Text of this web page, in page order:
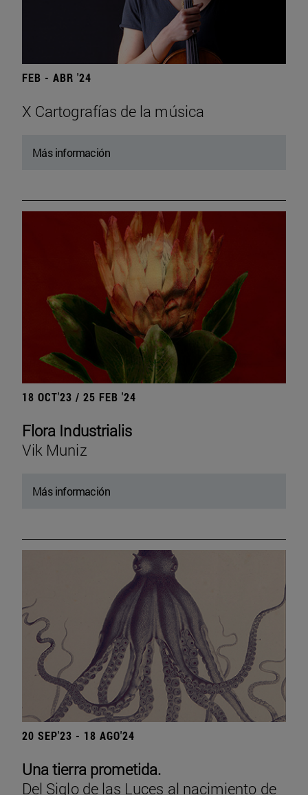
FEB - ABR '24
X Cartografías de la música
Más información
18 OCT'23 / 25 FEB '24
Flora Industrialis
Vik Muniz
Más información
20 SEP'23 - 18 AGO'24
Una tierra prometida.
Del Siglo de las Luces al nacimiento de